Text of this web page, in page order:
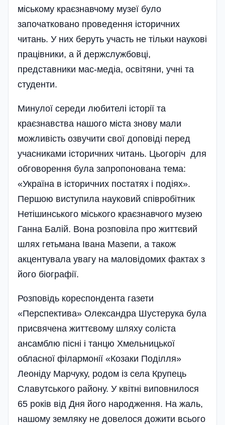
міському краєзнавчому музеї було
започатковано проведення історичних
читань. У них беруть участь не тільки наукові
працівники, а й держслужбовці,
представники мас-медіа, освітяни, учні та
студенти.
Минулої середи любителі історії та
краєзнавства нашого міста знову мали
можливість озвучити свої доповіді перед
учасниками історичних читань. Цьогоріч для
обговорення була запропонована тема:
«Україна в історичних постатях і подіях».
Першою виступила науковий співробітник
Нетішинського міського краєзнавчого музею
Ганна Балій. Вона розповіла про життєвий
шлях гетьмана Івана Мазепи, а також
акцентувала увагу на маловідомих фактах з
його біографії.
Розповідь кореспондента газети
«Перспектива» Олександра Шустерука була
присвячена життєвому шляху соліста
ансамблю пісні і танцю Хмельницької
обласної філармонії «Козаки Поділля»
Леоніду Марчуку, родом із села Крупець
Славутського району. У квітні виповнилося
65 років від Дня його народження. На жаль,
нашому земляку не довелося дожити всього